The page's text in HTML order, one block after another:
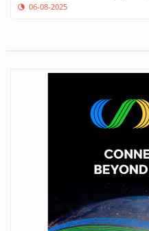
06-08-2025